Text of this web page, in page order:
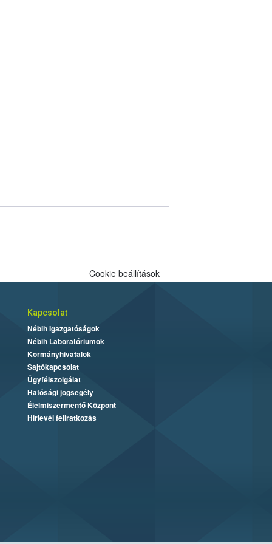
Cookie beállítások
Kapcsolat
Nébih Igazgatóságok
Nébih Laboratóriumok
Kormányhivatalok
Sajtókapcsolat
Ügyfélszolgálat
Hatósági jogsegély
Élelmiszermentő Központ
Hírlevél feliratkozás